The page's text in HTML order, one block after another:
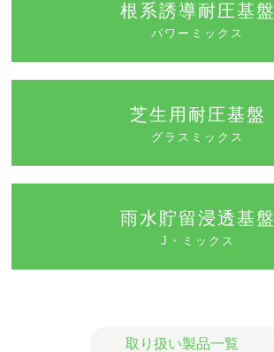
根系誘導耐圧基盤
パワーミックス
芝生用耐圧基盤
グラスミックス
雨水貯留浸透基盤
J・ミックス
取り扱い製品一覧